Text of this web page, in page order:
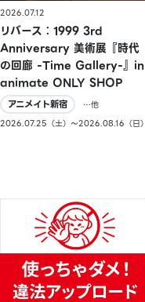
2026.07.12
リバース：1999 3rd
Anniversary 美術展『時代
の回廊 -Time Gallery-』in
animate ONLY SHOP
アニメイト新宿
…他
2026.07.25（土）〜2026.08.16（日）